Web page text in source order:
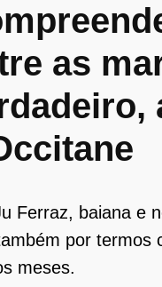
as
Ferraz, baiana e
por termos
meses.